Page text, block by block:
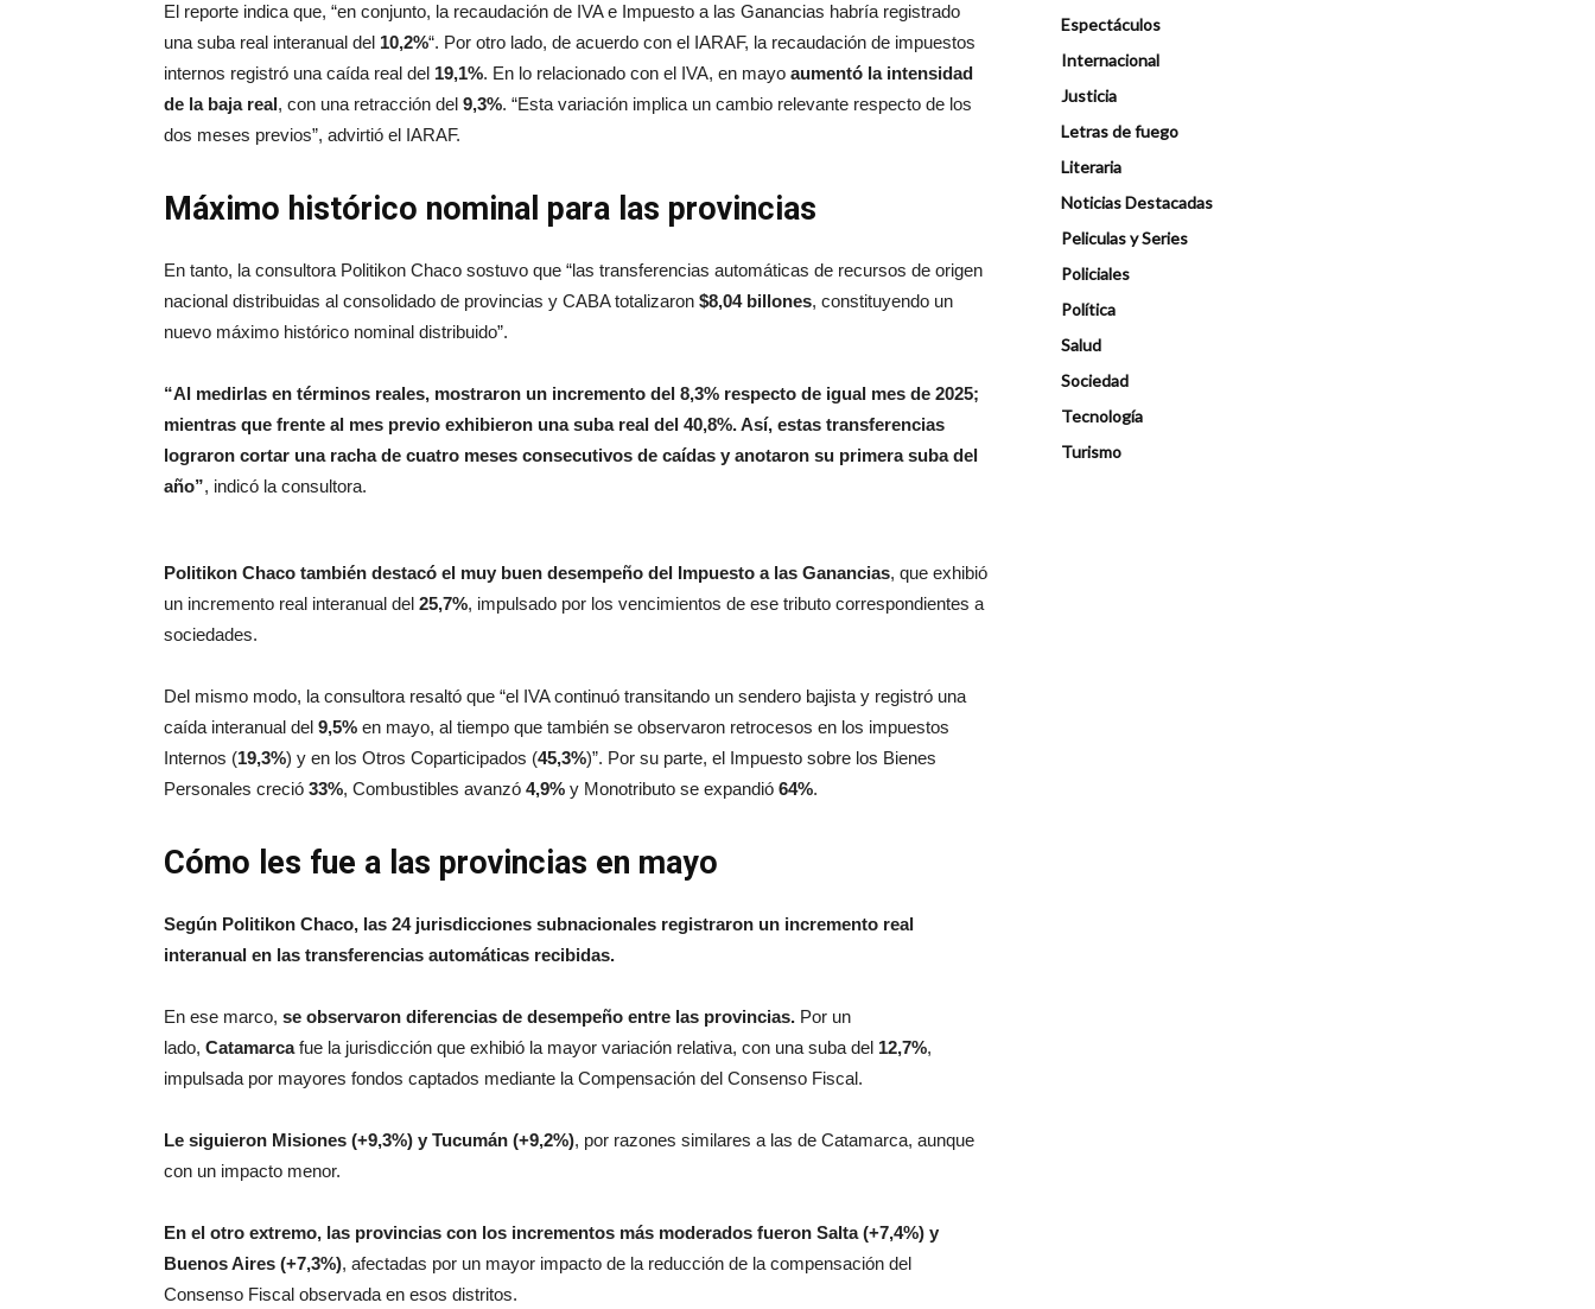
El reporte indica que, “en conjunto, la recaudación de IVA e Impuesto a las Ganancias habría registrado
una suba real interanual del 10,2%“. Por otro lado, de acuerdo con el IARAF, la recaudación de impuestos
internos registró una caída real del 19,1%. En lo relacionado con el IVA, en mayo aumentó la intensidad
de la baja real, con una retracción del 9,3%. “Esta variación implica un cambio relevante respecto de los
dos meses previos”, advirtió el IARAF.
Máximo histórico nominal para las provincias
En tanto, la consultora Politikon Chaco sostuvo que “las transferencias automáticas de recursos de origen
nacional distribuidas al consolidado de provincias y CABA totalizaron $8,04 billones, constituyendo un
nuevo máximo histórico nominal distribuido”.
“Al medirlas en términos reales, mostraron un incremento del 8,3% respecto de igual mes de 2025;
mientras que frente al mes previo exhibieron una suba real del 40,8%. Así, estas transferencias
lograron cortar una racha de cuatro meses consecutivos de caídas y anotaron su primera suba del
año”, indicó la consultora.
Politikon Chaco también destacó el muy buen desempeño del Impuesto a las Ganancias, que exhibió
un incremento real interanual del 25,7%, impulsado por los vencimientos de ese tributo correspondientes a
sociedades.
Del mismo modo, la consultora resaltó que “el IVA continuó transitando un sendero bajista y registró una
caída interanual del 9,5% en mayo, al tiempo que también se observaron retrocesos en los impuestos
Internos (19,3%) y en los Otros Coparticipados (45,3%)”. Por su parte, el Impuesto sobre los Bienes
Personales creció 33%, Combustibles avanzó 4,9% y Monotributo se expandió 64%.
Cómo les fue a las provincias en mayo
Según Politikon Chaco, las 24 jurisdicciones subnacionales registraron un incremento real
interanual en las transferencias automáticas recibidas.
En ese marco, se observaron diferencias de desempeño entre las provincias. Por un
lado, Catamarcafue la jurisdicción que exhibió la mayor variación relativa, con una suba del 12,7%,
impulsada por mayores fondos captados mediante la Compensación del Consenso Fiscal.
Le siguieron Misiones (+9,3%) y Tucumán (+9,2%), por razones similares a las de Catamarca, aunque
con un impacto menor.
En el otro extremo, las provincias con los incrementos más moderados fueron Salta (+7,4%) y
Buenos Aires (+7,3%), afectadas por un mayor impacto de la reducción de la compensación del
Consenso Fiscal observada en esos distritos.
Espectáculos
Internacional
Justicia
Letras de fuego
Literaria
Noticias Destacadas
Peliculas y Series
Policiales
Política
Salud
Sociedad
Tecnología
Turismo